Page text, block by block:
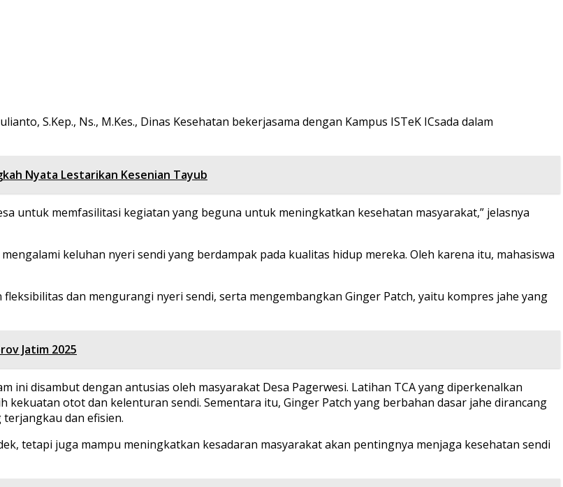
S.Kep., Ns., M.Kes., Dinas Kesehatan bekerjasama dengan Kampus ISTeK ICsada dalam
Nyata Lestarikan Kesenian Tayub
untuk memfasilitasi kegiatan yang beguna untuk meningkatkan kesehatan masyarakat,” jelasnya
keluhan nyeri sendi yang berdampak pada kualitas hidup mereka. Oleh karena itu, mahasiswa
dan mengurangi nyeri sendi, serta mengembangkan Ginger Patch, yaitu kompres jahe yang
Jatim 2025
ini disambut dengan antusias oleh masyarakat Desa Pagerwesi. Latihan TCA yang diperkenalkan
otot dan kelenturan sendi. Sementara itu, Ginger Patch yang berbahan dasar jahe dirancang
dan efisien.
tetapi juga mampu meningkatkan kesadaran masyarakat akan pentingnya menjaga kesehatan sendi